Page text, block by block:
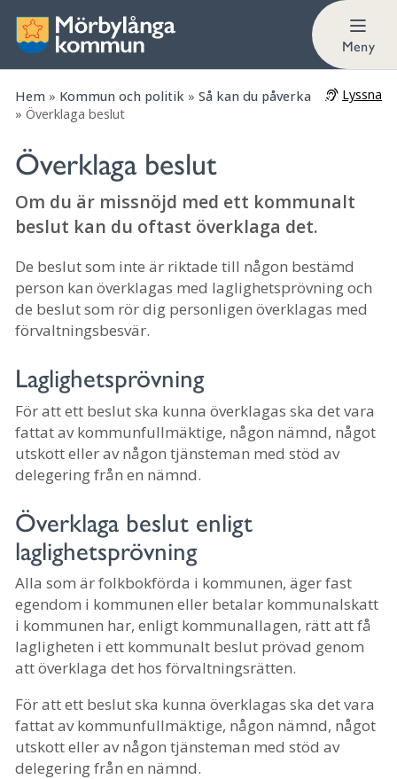
Meny
Hem » Kommun och politik » Så kan du påverka
» Överklaga beslut
Lyssna
Överklaga beslut
Om du är missnöjd med ett kommunalt
beslut kan du oftast överklaga det.
De beslut som inte är riktade till någon bestämd
person kan överklagas med laglighetsprövning och
de beslut som rör dig personligen överklagas med
förvaltningsbesvär.
Laglighetsprövning
För att ett beslut ska kunna överklagas ska det vara
fattat av kommunfullmäktige, någon nämnd, något
utskott eller av någon tjänsteman med stöd av
delegering från en nämnd.
Överklaga beslut enligt
laglighetsprövning
Alla som är folkbokförda i kommunen, äger fast
egendom i kommunen eller betalar kommunalskatt
i kommunen har, enligt kommunallagen, rätt att få
lagligheten i ett kommunalt beslut prövad genom
att överklaga det hos förvaltningsrätten.
För att ett beslut ska kunna överklagas ska det vara
fattat av kommunfullmäktige, någon nämnd, något
utskott eller av någon tjänsteman med stöd av
delegering från en nämnd.
Hur och när kan jag överklaga?